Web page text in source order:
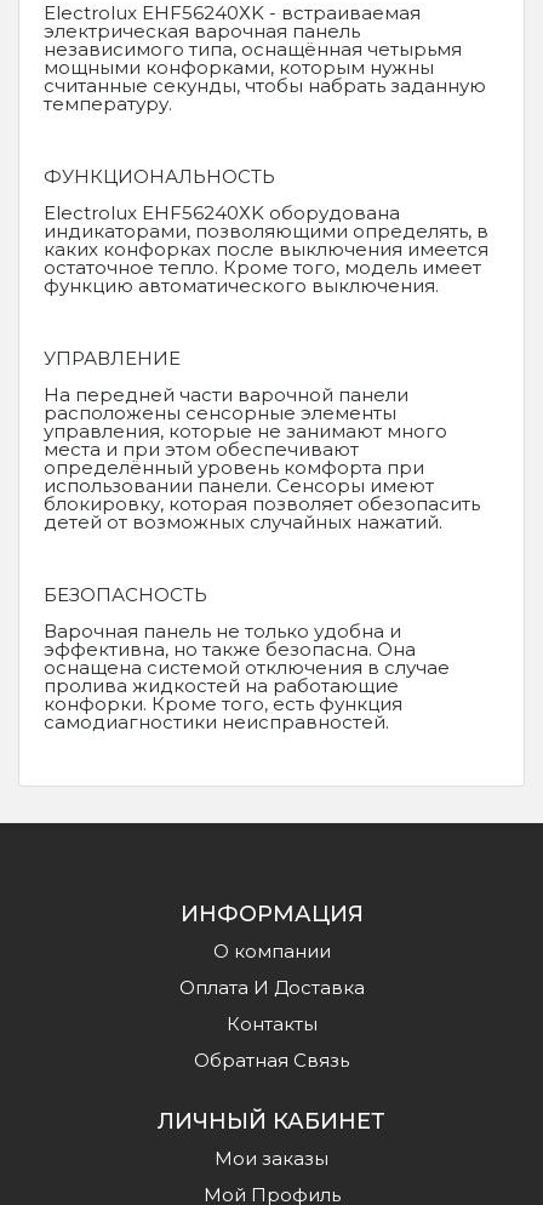
Electrolux EHF56240ХK - встраиваемая
электрическая варочная панель
независимого типа, оснащённая четырьмя
мощными конфорками, которым нужны
считанные секунды, чтобы набрать заданную
температуру.
ФУНКЦИОНАЛЬНОСТЬ
Electrolux EHF56240ХK оборудована
индикаторами, позволяющими определять, в
каких конфорках после выключения имеется
остаточное тепло. Кроме того, модель имеет
функцию автоматического выключения.
УПРАВЛЕНИЕ
На передней части варочной панели
расположены сенсорные элементы
управления, которые не занимают много
места и при этом обеспечивают
определённый уровень комфорта при
использовании панели. Сенсоры имеют
блокировку, которая позволяет обезопасить
детей от возможных случайных нажатий.
БЕЗОПАСНОСТЬ
Варочная панель не только удобна и
эффективна, но также безопасна. Она
оснащена системой отключения в случае
пролива жидкостей на работающие
конфорки. Кроме того, есть функция
самодиагностики неисправностей.
ИНФОРМАЦИЯ
О компании
Оплата И Доставка
Контакты
Обратная Связь
ЛИЧНЫЙ КАБИНЕТ
Мои заказы
Мой Профиль